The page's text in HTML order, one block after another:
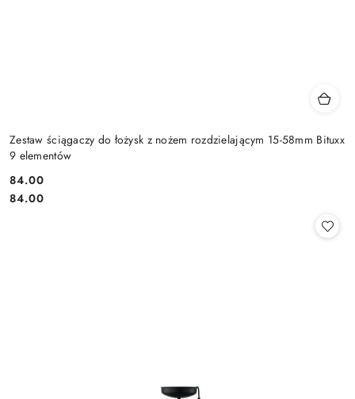
Zestaw ściągaczy do łożysk z nożem rozdzielającym 15-58mm Bituxx
9 elementów
Cena:
84.00
Cena:
84.00